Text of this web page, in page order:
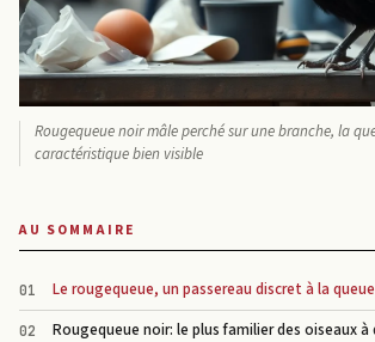
Rougequeue noir mâle perché sur une branche, la
caractéristique bien visible
AU SOMMAIRE
Le rougequeue, un passereau discret à la
Rougequeue noir: le plus familier des oiseaux à